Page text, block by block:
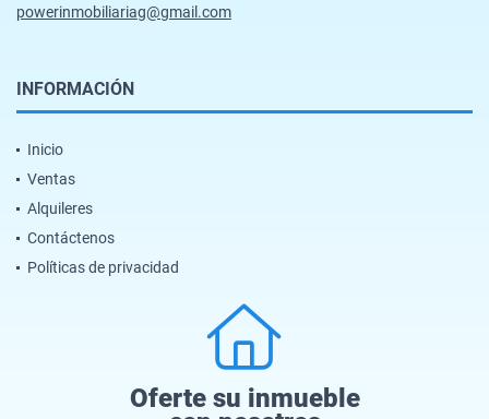
powerinmobiliariag@gmail.com
INFORMACIÓN
Inicio
Ventas
Alquileres
Contáctenos
Políticas de privacidad
Oferte su inmueble